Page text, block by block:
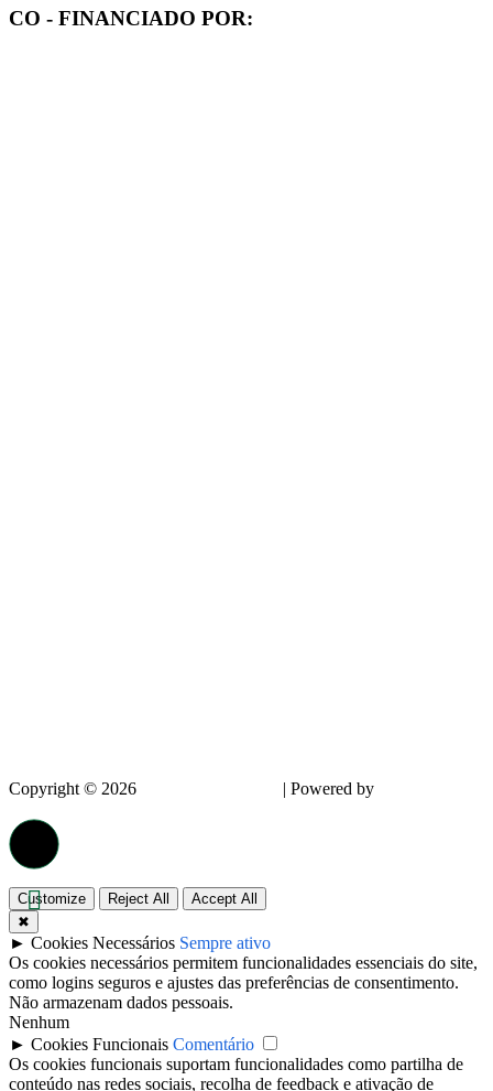
CO - FINANCIADO POR:
Copyright © 2026 | Powered by
Customize Reject All
Accept All
✖
► Cookies Necessários Sempre ativo
Os cookies necessários permitem funcionalidades essenciais do site,
como logins seguros e ajustes das preferências de consentimento.
Não armazenam dados pessoais.
Nenhum
► Cookies Funcionais Comentário
Os cookies funcionais suportam funcionalidades como partilha de
conteúdo nas redes sociais, recolha de feedback e ativação de